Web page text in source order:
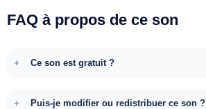
FAQ à propos de ce son
Ce son est gratuit ?
Puis-je modifier ou redistribuer ce son ?